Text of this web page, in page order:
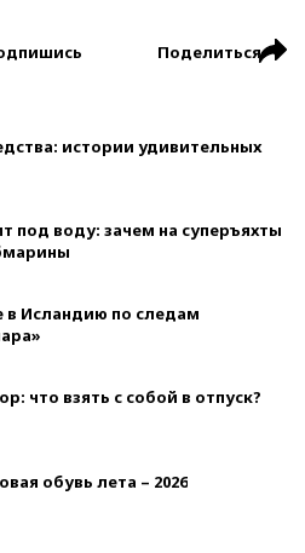
Поделиться
истории удивительных
под воду: зачем на суперъяхты
в Исландию по следам
что взять с собой в отпуск?
обувь лета – 2026